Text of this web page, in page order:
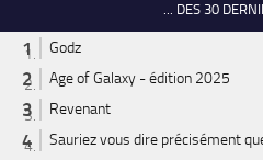
... DES 30
Godz
Age of Galaxy - édition 2025
Revenant
Sauriez vous dire précisément